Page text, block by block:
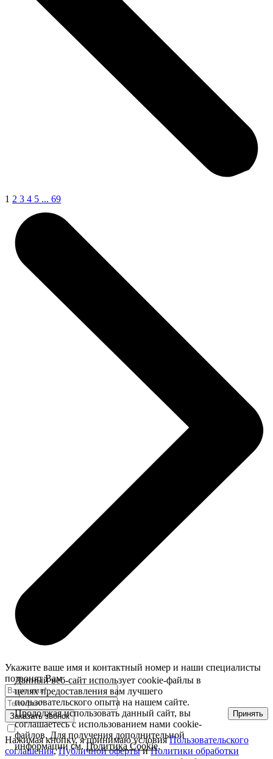
1 2 3 4 5 ... 69
Укажите ваше имя и контактный номер и наши специалисты
позвонят Вам
Заказать звонок
Нажимая кнопку, я принимаю условияПользовательского
соглашения,Публичной офертыиПолитики обработки
Данный веб-сайт использует cookie-файлы в
целях предоставления вам лучшего
пользовательского опыта на нашем сайте.
Продолжая использовать данный сайт, вы
соглашаетесь с использованием нами cookie-
файлов. Для получения дополнительной
информации см.Политика Cookie.
Принять